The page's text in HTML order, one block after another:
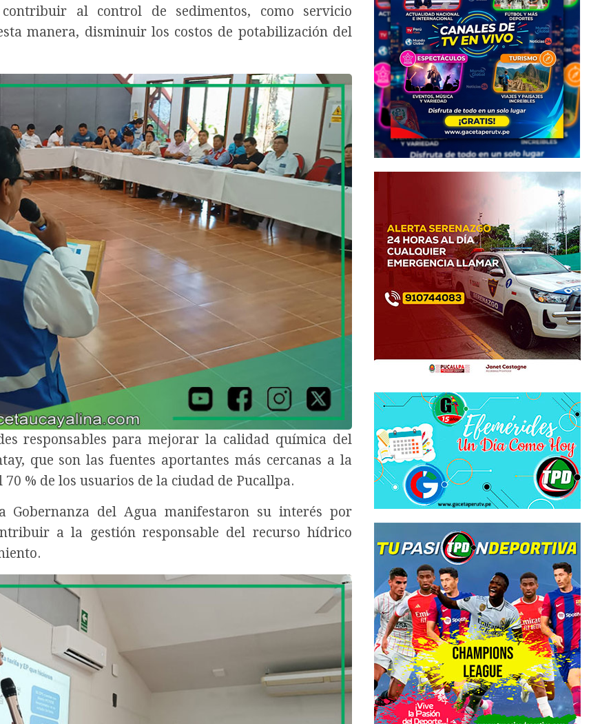
al control de sedimentos, como servicio
manera, disminuir los costos de potabilización del
responsables para mejorar la calidad química del
que son las fuentes aportantes más cercanas a la
% de los usuarios de la ciudad de Pucallpa.
Gobernanza del Agua manifestaron su interés por
a la gestión responsable del recurso hídrico